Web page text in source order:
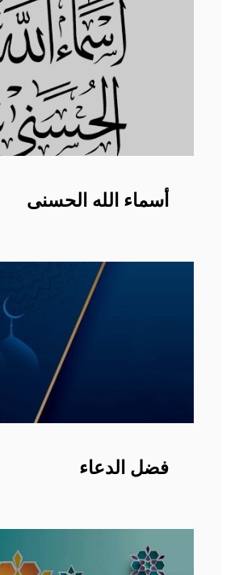
أسماء الله الحسنى
فضل الدعاء